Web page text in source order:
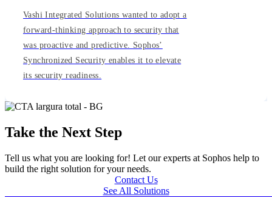
Vashi Integrated Solutions wanted to adopt a
forward-thinking approach to security that
was proactive and predictive. Sophos’
Synchronized Security enables it to elevate
its security readiness.
Take the Next Step
Tell us what you are looking for! Let our experts at Sophos help to
build the right solution for your needs.
Contact Us
See All Solutions